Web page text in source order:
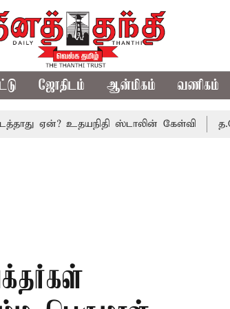
ஜோதிடம் ஆன்மிகம் வணிகம்
உதயநிதி ஸ்டாலின் கேள்வி த.வெ.க.